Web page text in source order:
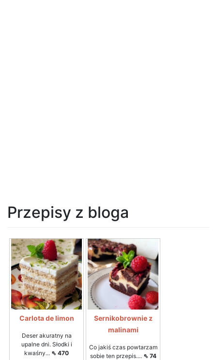
Przepisy z bloga
Carlota de limon
Deser akuratny na
upalne dni. Słodki i
kwaśny... ⇖ 470
Sernikobrownie z
malinami
Co jakiś czas powtarzam
sobie ten przepis.... ⇖ 74